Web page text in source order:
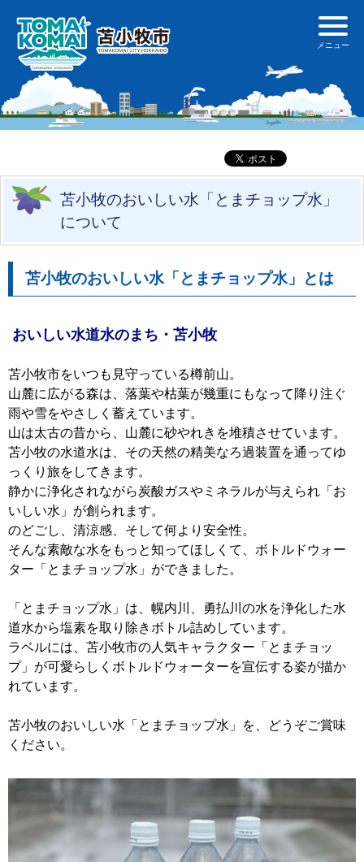
苫小牧のおいしい水「とまチョップ水」
について
苫小牧のおいしい水「とまチョップ水」とは
おいしい水道水のまち・苫小牧
苫小牧市をいつも見守っている樽前山。
山麓に広がる森は、落葉や枯葉が幾重にもなって降り注ぐ
雨や雪をやさしく蓄えています。
山は太古の昔から、山麓に砂やれきを堆積させています。
苫小牧の水道水は、その天然の精美なろ過装置を通ってゆ
っくり旅をしてきます。
静かに浄化されながら炭酸ガスやミネラルが与えられ「お
いしい水」が創られます。
のどごし、清涼感、そして何より安全性。
そんな素敵な水をもっと知ってほしくて、ボトルドウォー
ター「とまチョップ水」ができました。
「とまチョップ水」は、幌内川、勇払川の水を浄化した水
道水から塩素を取り除きボトル詰めしています。
ラベルには、苫小牧市の人気キャラクター「とまチョッ
プ」が可愛らしくボトルドウォーターを宣伝する姿が描か
れています。
苫小牧のおいしい水「とまチョップ水」を、どうぞご賞味
ください。